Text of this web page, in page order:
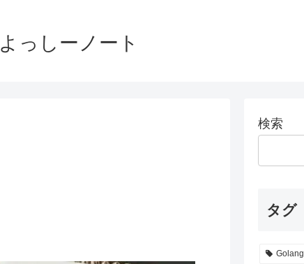
よっしーノート
検索
タグ
Golang